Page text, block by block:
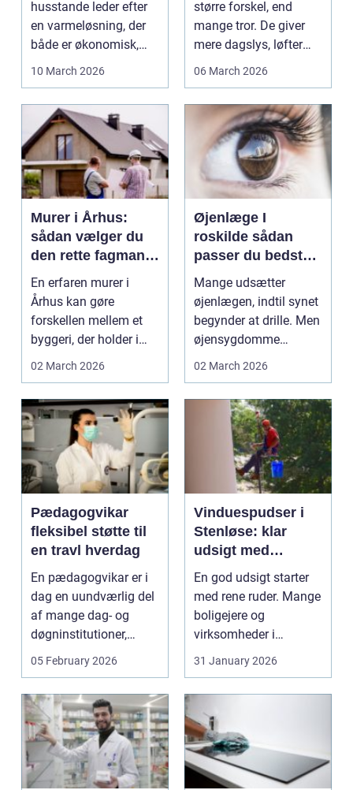
husstande leder efter
en varmeløsning, der
både er økonomisk,
nem i hverdagen og
10 March 2026
større forskel, end
mange tror. De giver
mere dagslys, løfter
humøret og får båd...
06 March 2026
Murer i Århus:
sådan vælger du
den rette fagmand
til dit byggeri
En erfaren murer i
Århus kan gøre
forskellen mellem et
byggeri, der holder i
mange &ari...
02 March 2026
Øjenlæge I
roskilde sådan
passer du bedst
på dit syn
Mange udsætter
øjenlægen, indtil synet
begynder at drille. Men
øjensygdomme
udvikler sig ofte
02 March 2026
Pædagogvikar
fleksibel støtte til
en travl hverdag
En pædagogvikar er i
dag en uundværlig del
af mange dag- og
døgninstitutioner,
botilbud, plejecentre...
05 February 2026
Vinduespudser i
Stenløse: klar
udsigt med
professionel hjælp
En god udsigt starter
med rene ruder. Mange
boligejere og
virksomheder i
Stenløse oplever, at...
31 January 2026